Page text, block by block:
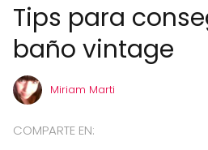
Tips para
baño vintage
Miriam Marti
COMPARTE EN: